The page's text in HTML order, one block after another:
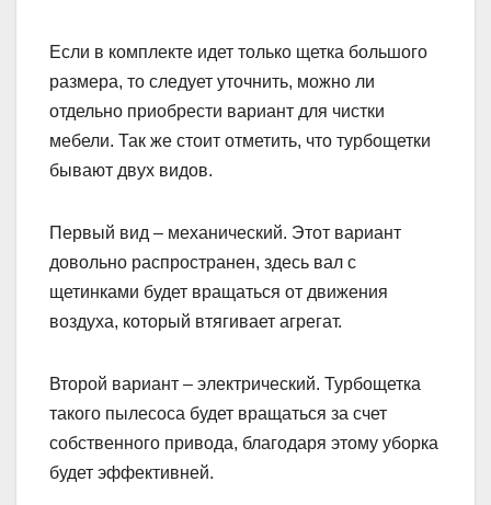
Если в комплекте идет только щетка большого
размера, то следует уточнить, можно ли
отдельно приобрести вариант для чистки
мебели. Так же стоит отметить, что турбощетки
бывают двух видов.
Первый вид – механический. Этот вариант
довольно распространен, здесь вал с
щетинками будет вращаться от движения
воздуха, который втягивает агрегат.
Второй вариант – электрический. Турбощетка
такого пылесоса будет вращаться за счет
собственного привода, благодаря этому уборка
будет эффективней.